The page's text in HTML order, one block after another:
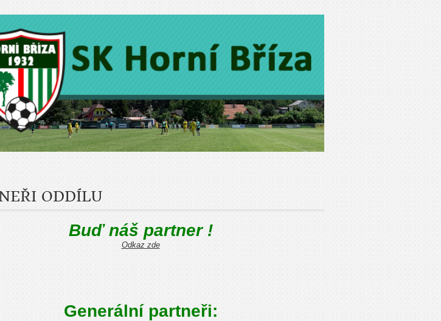
ODDÍLU
Buď náš partner !
Odkaz zde
Generální partneři: